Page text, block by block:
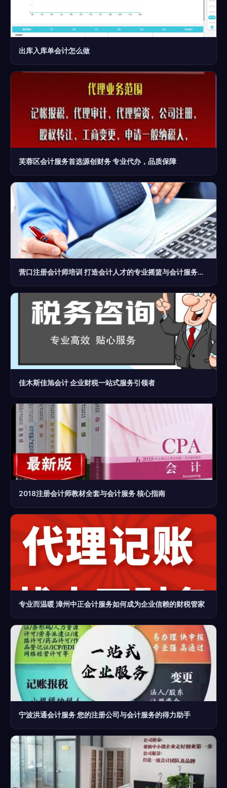
出库入库单会计怎么做
芙蓉区会计服务首选源创财务 专业代办，品质保障
营口注册会计师培训 打造会计人才的专业摇篮与会计服务的优质标杆
佳木斯佳旭会计 企业财税一站式服务引领者
2018注册会计师教材全套与会计服务 核心指南
专业而温暖 漳州中正会计服务如何成为企业信赖的财税管家
宁波洪通会计服务 您的注册公司与会计服务的得力助手